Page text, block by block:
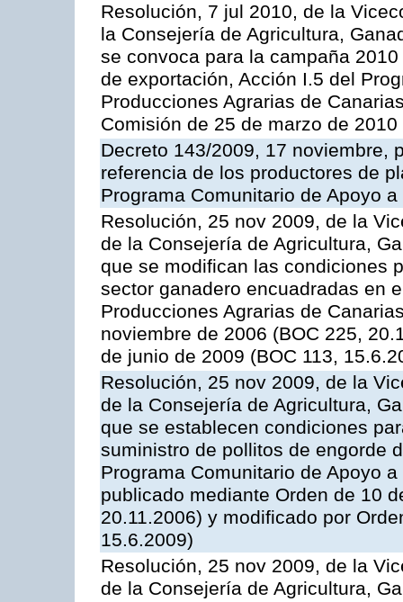
Resolución, 7 jul 2010, de la
la Consejería de Agricultura,
se convoca para la campaña
de exportación, Acción I.5 del
Producciones Agrarias de
Comisión de 25 de marzo de 2010
Decreto 143/2009, 17 noviembre,
referencia de los productores de
Programa Comunitario de Apoyo
Resolución, 25 nov 2009, de la
de la Consejería de Agricultura,
que se modifican las condiciones
sector ganadero encuadradas en
Producciones Agrarias de
noviembre de 2006 (BOC 225,
de junio de 2009 (BOC 113,
Resolución, 25 nov 2009, de la
de la Consejería de Agricultura,
que se establecen condiciones
suministro de pollitos de engorde
Programa Comunitario de Apoyo
publicado mediante Orden de 10
20.11.2006) y modificado por
15.6.2009)
Resolución, 25 nov 2009, de la
de la Consejería de Agricultura,